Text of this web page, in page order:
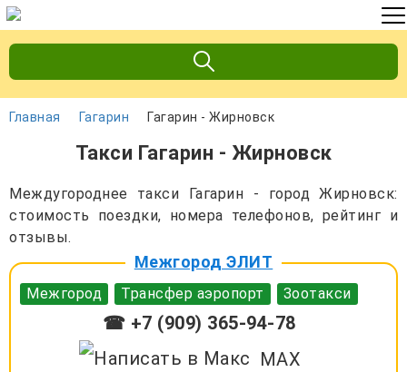
Главная Гагарин Гагарин - Жирновск
Такси Гагарин - Жирновск
Междугороднее такси Гагарин - город Жирновск:
стоимость поездки, номера телефонов, рейтинг и
отзывы.
Межгород ЭЛИТ
Межгород Трансфер аэропорт Зоотакси
☎ +7 (909) 365-94-78
MAX